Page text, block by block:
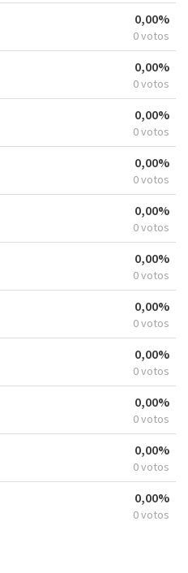
0,00%
0 votos
0,00%
0 votos
0,00%
0 votos
0,00%
0 votos
0,00%
0 votos
0,00%
0 votos
0,00%
0 votos
0,00%
0 votos
0,00%
0 votos
0,00%
0 votos
0,00%
0 votos